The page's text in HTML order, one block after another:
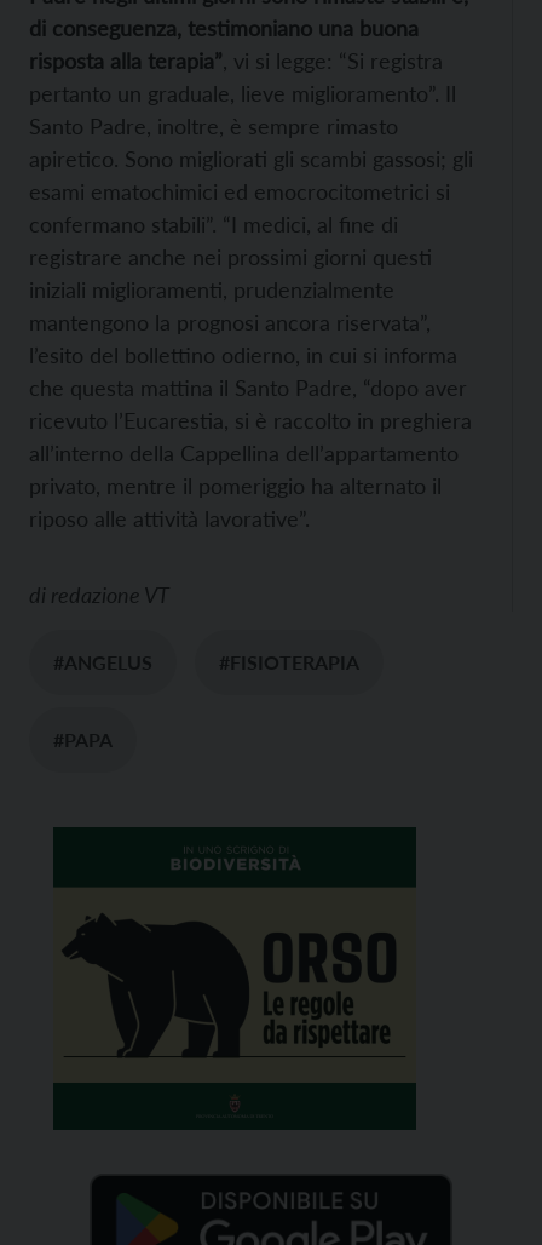
di conseguenza, testimoniano una buona
risposta alla terapia” , vi si legge: “Si registra
pertanto un graduale, lieve miglioramento”. Il
Santo Padre, inoltre, è sempre rimasto
apiretico. Sono migliorati gli scambi gassosi; gli
esami ematochimici ed emocrocitometrici si
confermano stabili”. “I medici, al fine di
registrare anche nei prossimi giorni questi
iniziali miglioramenti, prudenzialmente
mantengono la prognosi ancora riservata”,
l’esito del bollettino odierno, in cui si informa
che questa mattina il Santo Padre, “dopo aver
ricevuto l’Eucarestia, si è raccolto in preghiera
all’interno della Cappellina dell’appartamento
privato, mentre il pomeriggio ha alternato il
riposo alle attività lavorative”.
di redazione VT
#ANGELUS #FISIOTERAPIA
#PAPA